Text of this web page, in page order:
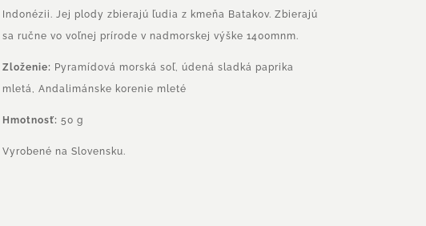
Indonézii. Jej plody zbierajú ľudia z kmeňa Batakov. Zbierajú
sa ručne vo voľnej prírode v nadmorskej výške 1400mnm.
Zloženie: Pyramídová morská soľ, údená sladká paprika
mletá, Andalimánske korenie mleté
Hmotnosť: 50 g
Vyrobené na Slovensku.